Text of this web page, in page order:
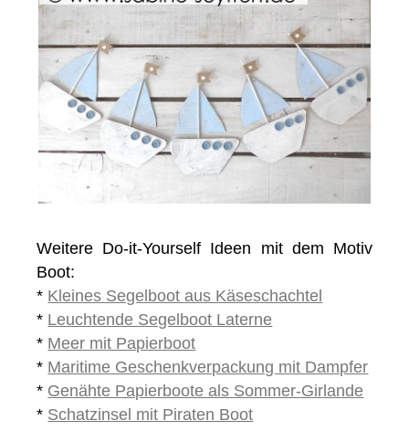
Weitere Do-it-Yourself Ideen mit dem Motiv
Boot:
* Kleines Segelboot aus Käseschachtel
* Leuchtende Segelboot Laterne
* Meer mit Papierboot
* Maritime Geschenkverpackung mit Dampfer
* Genähte Papierboote als Sommer-Girlande
* Schatzinsel mit Piraten Boot